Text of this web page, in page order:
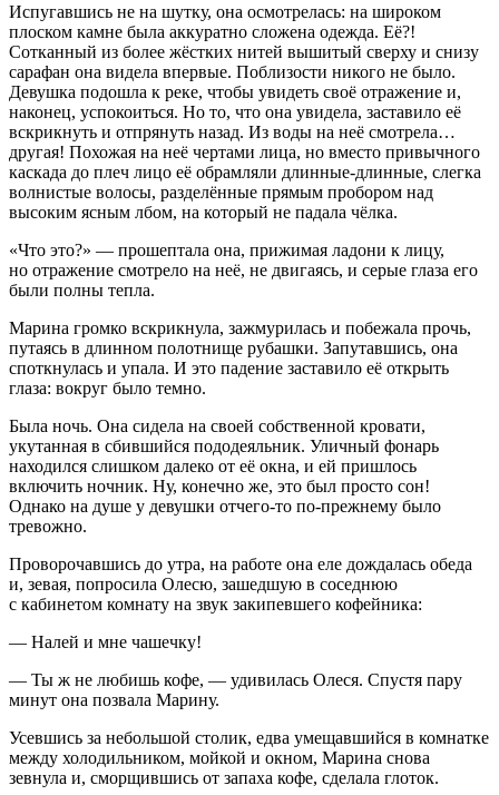
Испугавшись не на шутку, она осмотрелась: на широком
плоском камне была аккуратно сложена одежда. Её?!
Сотканный из более жёстких нитей вышитый сверху и снизу
сарафан она видела впервые. Поблизости никого не было.
Девушка подошла к реке, чтобы увидеть своё отражение и,
наконец, успокоиться. Но то, что она увидела, заставило её
вскрикнуть и отпрянуть назад. Из воды на неё смотрела…
другая! Похожая на неё чертами лица, но вместо привычного
каскада до плеч лицо её обрамляли длинные-длинные, слегка
волнистые волосы, разделённые прямым пробором над
высоким ясным лбом, на который не падала чёлка.
«Что это?» — прошептала она, прижимая ладони к лицу,
но отражение смотрело на неё, не двигаясь, и серые глаза его
были полны тепла.
Марина громко вскрикнула, зажмурилась и побежала прочь,
путаясь в длинном полотнище рубашки. Запутавшись, она
споткнулась и упала. И это падение заставило её открыть
глаза: вокруг было темно.
Была ночь. Она сидела на своей собственной кровати,
укутанная в сбившийся пододеяльник. Уличный фонарь
находился слишком далеко от её окна, и ей пришлось
включить ночник. Ну, конечно же, это был просто сон!
Однако на душе у девушки отчего-то по-прежнему было
тревожно.
Проворочавшись до утра, на работе она еле дождалась обеда
и, зевая, попросила Олесю, зашедшую в соседнюю
с кабинетом комнату на звук закипевшего кофейника:
— Налей и мне чашечку!
— Ты ж не любишь кофе, — удивилась Олеся. Спустя пару
минут она позвала Марину.
Усевшись за небольшой столик, едва умещавшийся в комнатке
между холодильником, мойкой и окном, Марина снова
зевнула и, сморщившись от запаха кофе, сделала глоток.